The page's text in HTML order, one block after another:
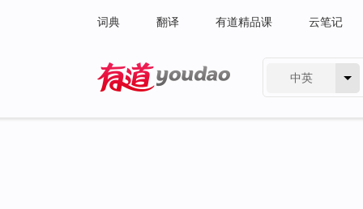
词典 翻译 有道精品课 云笔记
中英